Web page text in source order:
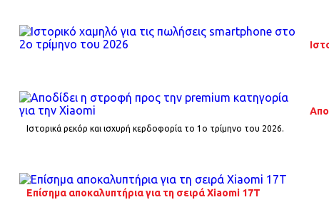
Ιστορικά ρεκόρ και ισχυρή κερδοφορία το 1o τρίμηνο του 2026.
Επίσημα αποκαλυπτήρια για τη σειρά Xiaomi 17T